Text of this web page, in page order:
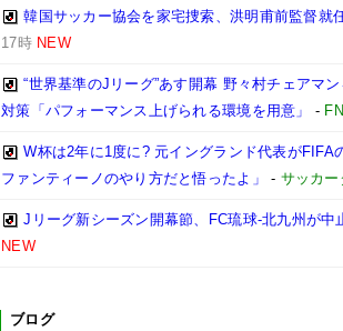
韓国サッカー協会を家宅捜索、洪明甫前監督就
17時 NEW
“世界基準のJリーグ”あす開幕 野々村チェアマ
対策「パフォーマンス上げられる環境を用意」
-
W杯は2年に1度に? 元イングランド代表が
ファンティーノのやり方だと悟ったよ」
- サッカ
Jリーグ新シーズン開幕節、FC琉球-北九州が中
NEW
ブログ